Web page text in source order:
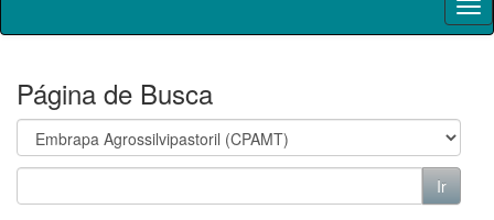
Página de Busca